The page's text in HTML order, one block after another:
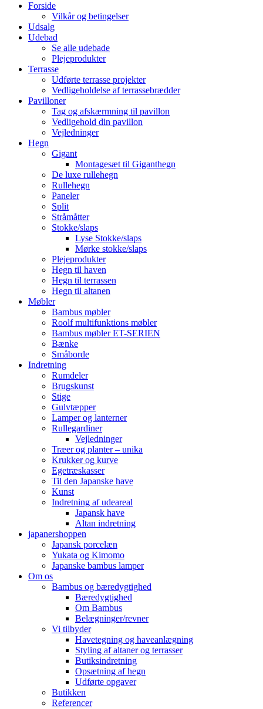
Forside
Vilkår og betingelser
Udsalg
Udebad
Se alle udebade
Plejeprodukter
Terrasse
Udførte terrasse projekter
Vedligeholdelse af terrassebrædder
Pavilloner
Tag og afskærmning til pavillon
Vedligehold din pavillon
Vejledninger
Hegn
Gigant
Montagesæt til Giganthegn
De luxe rullehegn
Rullehegn
Paneler
Split
Stråmåtter
Stokke/slaps
Lyse Stokke/slaps
Mørke stokke/slaps
Plejeprodukter
Hegn til haven
Hegn til terrassen
Hegn til altanen
Møbler
Bambus møbler
Roolf multifunktions møbler
Bambus møbler ET-SERIEN
Bænke
Småborde
Indretning
Rumdeler
Brugskunst
Stige
Gulvtæpper
Lamper og lanterner
Rullegardiner
Vejledninger
Træer og planter – unika
Krukker og kurve
Egetræskasser
Til den Japanske have
Kunst
Indretning af udeareal
Japansk have
Altan indretning
japanershoppen
Japansk porcelæn
Yukata og Kimomo
Japanske bambus lamper
Om os
Bambus og bæredygtighed
Bæredygtighed
Om Bambus
Belægninger/revner
Vi tilbyder
Havetegning og haveanlægning
Styling af altaner og terrasser
Butiksindretning
Opsætning af hegn
Udførte opgaver
Butikken
Referencer